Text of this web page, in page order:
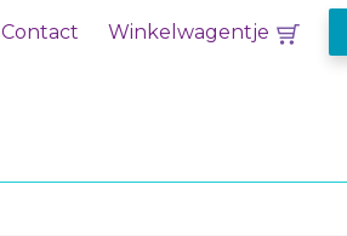
Contact Winkelwagentje